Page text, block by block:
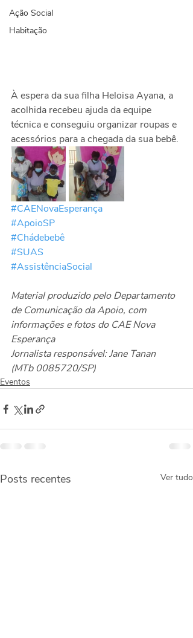
Ação Social
Habitação
À espera da sua filha Heloisa Ayana, a
acolhida recebeu ajuda da equipe
técnica e conseguiu organizar roupas e
acessórios para a chegada da sua bebê.
#CAENovaEsperança
#ApoioSP
#Chádebebê
#SUAS
#AssistênciaSocial
Material produzido pelo Departamento
de Comunicação da Apoio, com
informações e fotos do CAE Nova
Esperança
Jornalista responsável: Jane Tanan
(MTb 0085720/SP)
Eventos
Posts recentes Ver tudo